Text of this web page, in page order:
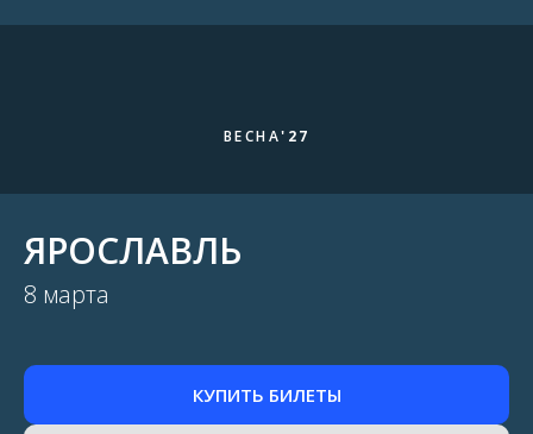
ВЕСНА'27
ЯРОСЛАВЛЬ
8 марта
КУПИТЬ БИЛЕТЫ